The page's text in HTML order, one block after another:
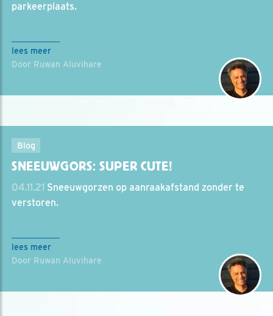
parkeerplaats.
lees meer
Door Ruwan Aluvihare
Blog
SNEEUWGORS: SUPER CUTE!
04.11.21 Sneeuwgorzen op aanraakafstand zonder te
verstoren.
lees meer
Door Ruwan Aluvihare